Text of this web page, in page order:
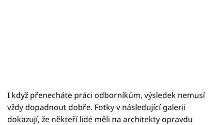
I když přenecháte práci odborníkům, výsledek nemusí
vždy dopadnout dobře. Fotky v následující galerii
dokazují, že někteří lidé měli na architekty opravdu